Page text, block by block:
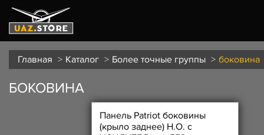
Главная Каталог Более точные группы боковина
БОКОВИНА
Панель Patriot боковины
(крыло заднее) Н.О. с